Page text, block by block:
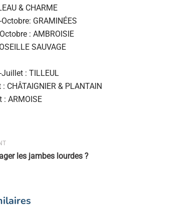
& CHARME
GRAMINÉES
: AMBROISIE
SAUVAGE
: TILLEUL
CHÂTAIGNIER & PLANTAIN
ARMOISE
les jambes lourdes ?